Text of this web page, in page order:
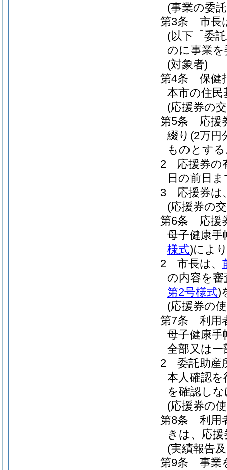
(事業の委
第3条
市長
(以下「委
のに事業
(対象者)
第4条
保健
本市の住
(応援券の
第5条
応援
綴り (2万円
ものとす
2
応援券の
日の前日
3
応援券は
(応援券の
第6条
応援
母子健康手
様式)によ
2
市長は、
の内容を
第2号様式)
(応援券の
第7条
利用
母子健康
全部又は
2
委託助産
本人確認
を確認し
(応援券の
第8条
利用
きは、応
(実績報告
第9条
事業